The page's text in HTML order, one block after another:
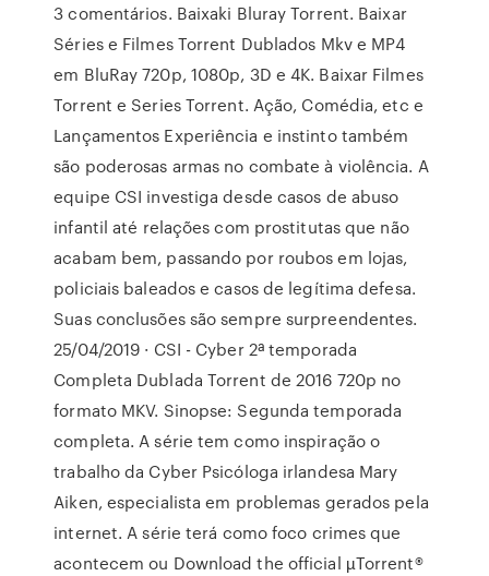
3 comentários. Baixaki Bluray Torrent. Baixar
Séries e Filmes Torrent Dublados Mkv e MP4
em BluRay 720p, 1080p, 3D e 4K. Baixar Filmes
Torrent e Series Torrent. Ação, Comédia, etc e
Lançamentos Experiência e instinto também
são poderosas armas no combate à violência. A
equipe CSI investiga desde casos de abuso
infantil até relações com prostitutas que não
acabam bem, passando por roubos em lojas,
policiais baleados e casos de legítima defesa.
Suas conclusões são sempre surpreendentes.
25/04/2019 · CSI - Cyber 2ª temporada
Completa Dublada Torrent de 2016 720p no
formato MKV. Sinopse: Segunda temporada
completa. A série tem como inspiração o
trabalho da Cyber Psicóloga irlandesa Mary
Aiken, especialista em problemas gerados pela
internet. A série terá como foco crimes que
acontecem ou Download the official µTorrent®